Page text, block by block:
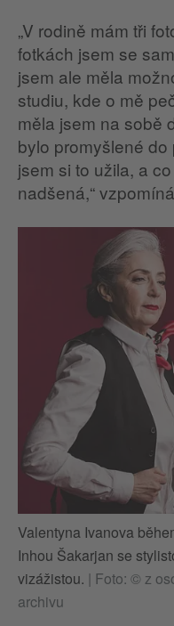
„V rodině mám tři
fotkách jsem se
jsem ale měla
studiu, kde o mě
měla jsem na sobě
bylo promyšlené
jsem si to užila, a
nadšená,“
Valentyna Ivanova
Inhou Šakarjan se
vizážistou. | Foto: © z
archivu